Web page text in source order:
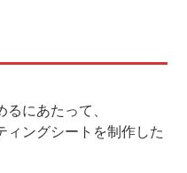
にあたって、
ィングシートを制作した